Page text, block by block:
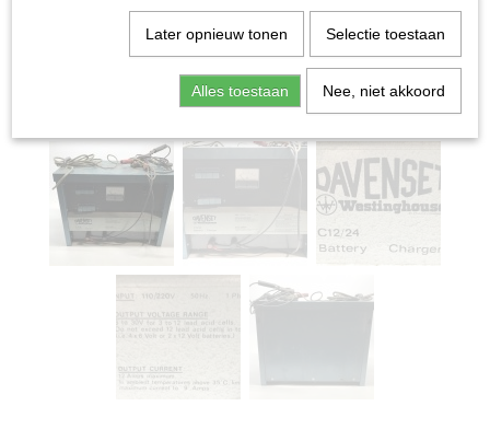
Later opnieuw tonen Selectie toestaan
Alles toestaan Nee, niet akkoord